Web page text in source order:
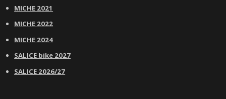
MICHE 2021
MICHE 2022
MICHE 2024
SALICE bike 2027
SALICE 2026/27